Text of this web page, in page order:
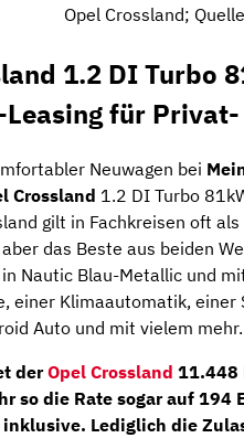
Opel Crossland;
1.2 DI Turbo
Leasing für
Neuwagen bei
Crossland 1.2 DI Turbo
gilt in Fachkreisen oft
das Beste aus beiden
Nautic Blau-Metallic und
einer Klimaautomatik,
Auto und mit vielem mehr.
derOpel Crossland 11.448
so die Rate sogar auf 194
Lediglich die